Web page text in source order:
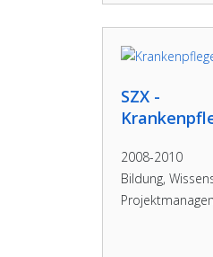
SZX -
2008-2010
Bildung,